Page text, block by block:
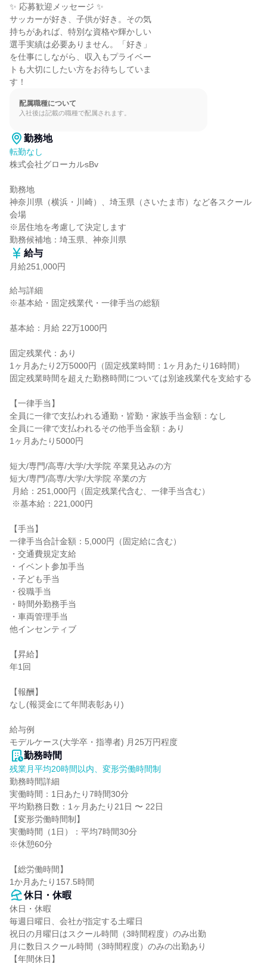
✨ 応募歓迎メッセージ ✨
サッカーが好き、子供が好き。その気
持ちがあれば、特別な資格や輝かしい
選手実績は必要ありません。「好き」
を仕事にしながら、収入もプライベー
トも大切にしたい方をお待ちしていま
す！
配属職種について
入社後は記載の職種で配属されます。
勤務地
転勤なし
株式会社グローカルsBv
勤務地
神奈川県（横浜・川崎）、埼玉県（さいたま市）など各スクール
会場
※居住地を考慮して決定します
勤務候補地：埼玉県、神奈川県
給与
月給251,000円
給与詳細
※基本給・固定残業代・一律手当の総額
基本給：月給 22万1000円
固定残業代：あり
1ヶ月あたり2万5000円（固定残業時間：1ヶ月あたり16時間）
固定残業時間を超えた勤務時間については別途残業代を支給する
【一律手当】
全員に一律で支払われる通勤・皆勤・家族手当金額：なし
全員に一律で支払われるその他手当金額：あり
1ヶ月あたり5000円
短大/専門/高専/大学/大学院 卒業見込みの方
短大/専門/高専/大学/大学院 卒業の方
【手当】
一律手当合計金額：5,000円（固定給に含む）
・交通費規定支給
・イベント参加手当
・子ども手当
・役職手当
・時間外勤務手当
・車両管理手当
他インセンティブ
【昇給】
年1回
【報酬】
なし(報奨金にて年間表彰あり)
給与例
モデルケース(大学卒・指導者) 月25万円程度
勤務時間
残業月平均20時間以内、変形労働時間制
勤務時間詳細
実働時間：1日あたり7時間30分
平均勤務日数：1ヶ月あたり21日 〜 22日
【変形労働時間制】
実働時間（1日）：平均7時間30分
※休憩60分
【総労働時間】
1か月あたり157.5時間
休日・休暇
休日・休暇
毎週日曜日、会社が指定する土曜日
祝日の月曜日はスクール時間（3時間程度）のみ出勤
月に数日スクール時間（3時間程度）のみの出勤あり
【年間休日】